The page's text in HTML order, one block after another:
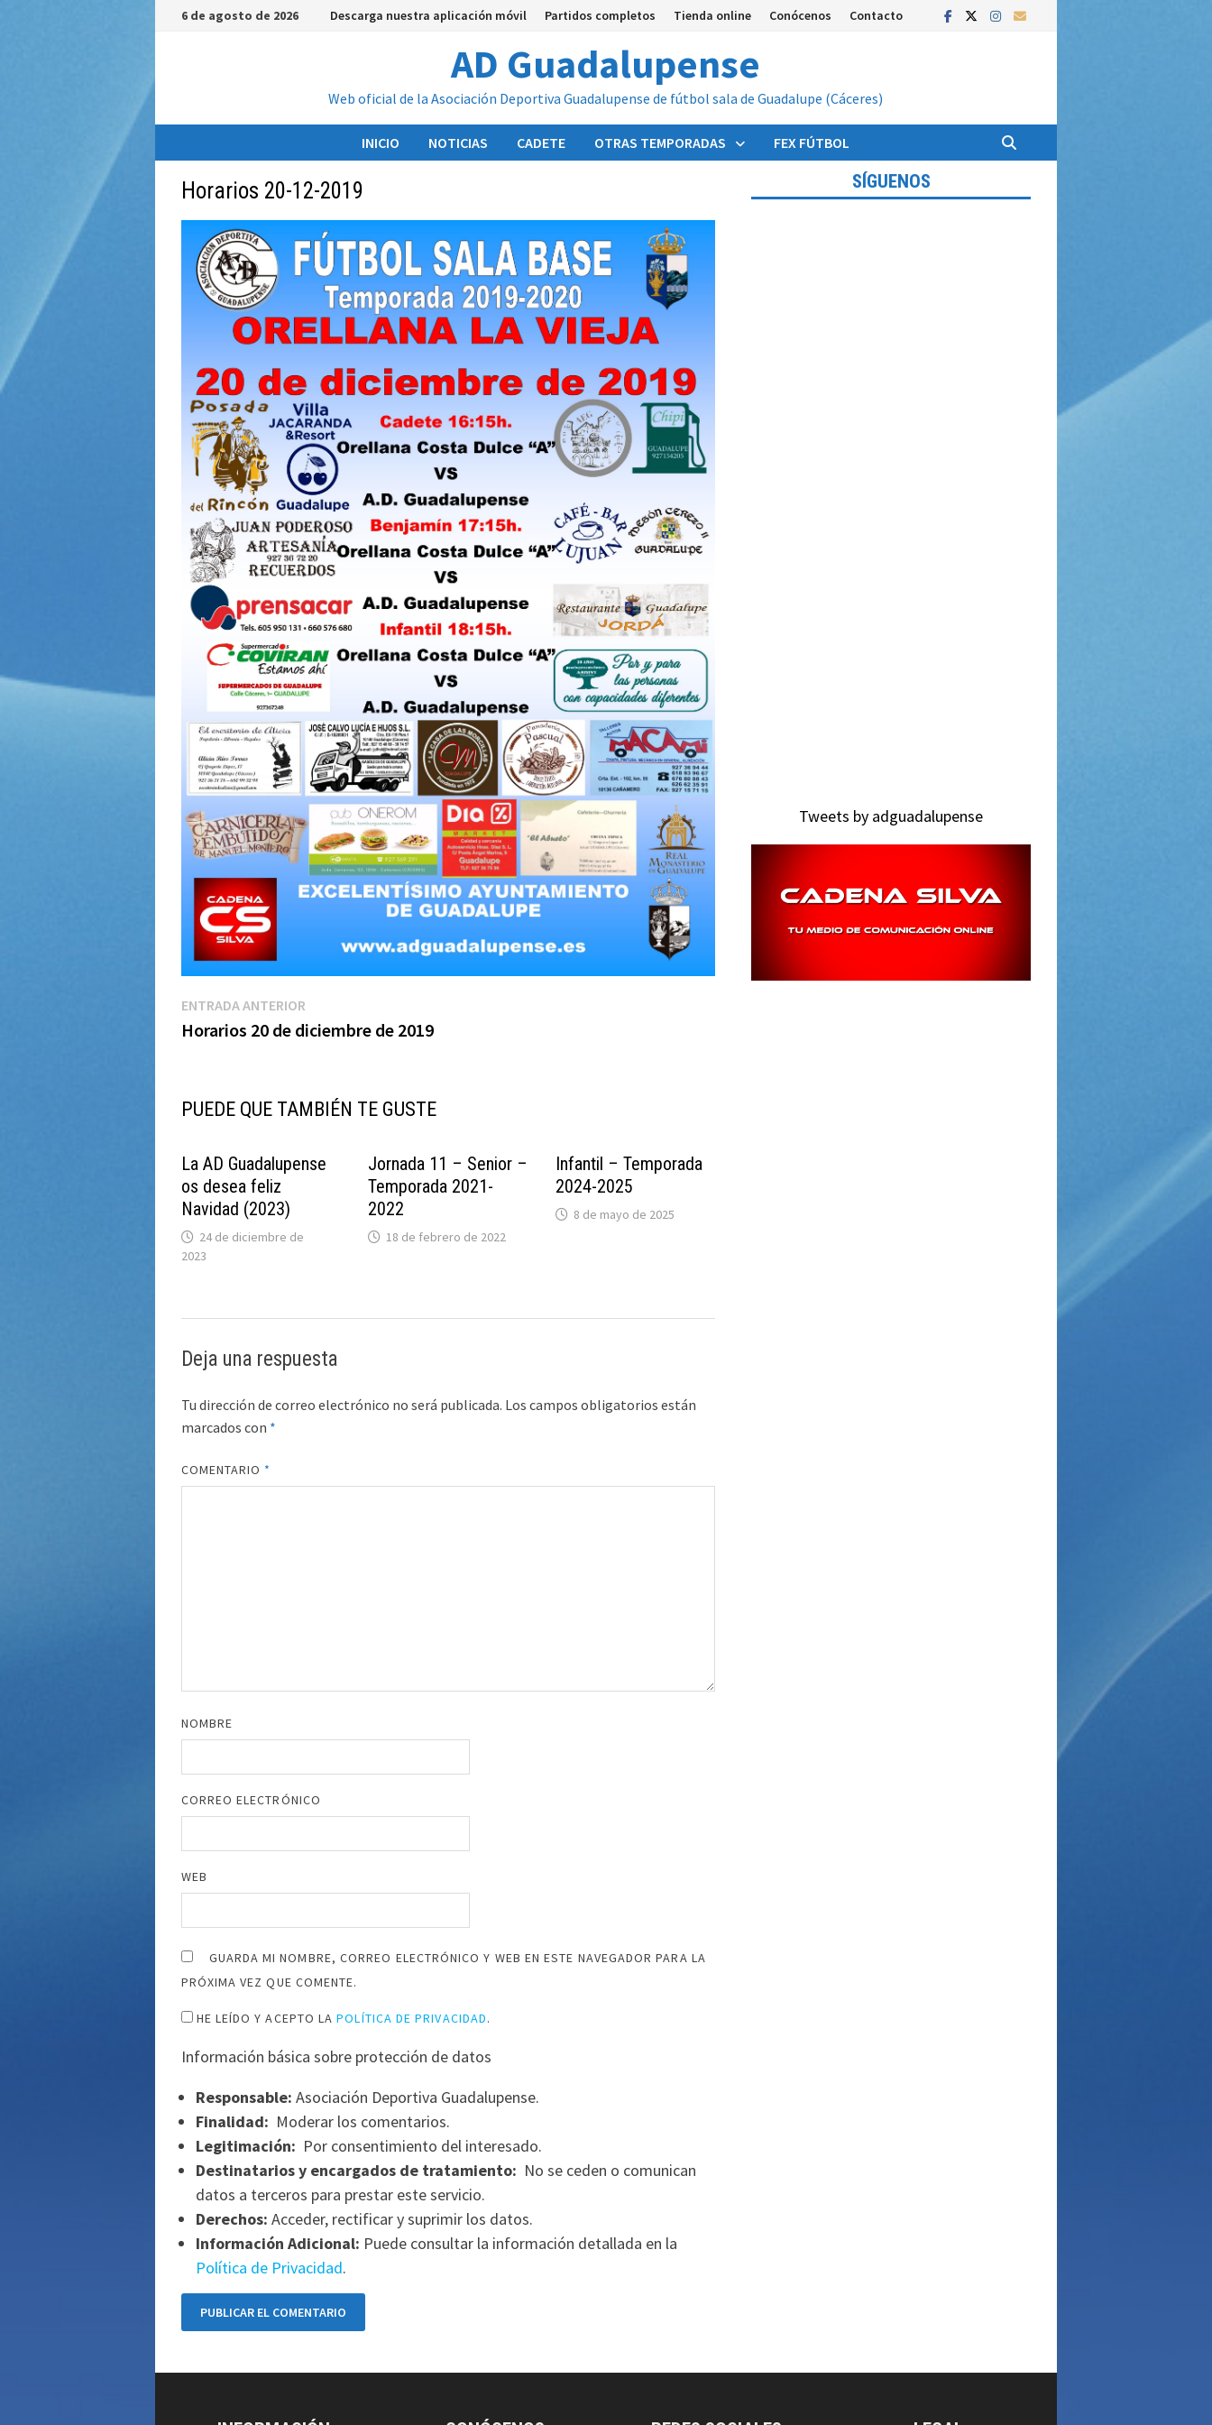
Saltar6 de agosto de 2026 Descarga nuestra aplicación móvil Partidos completos Tienda online Conócenos Contacto
AD Guadalupense
Web oficial de la Asociación Deportiva Guadalupense de fútbol sala de Guadalupe (Cáceres)
INICIO NOTICIAS CADETE OTRAS TEMPORADAS FEX FÚTBOL
Horarios 20-12-2019
Navegación
de
ENTRADA ANTERIOREntrada
anterior:
Horarios 20 de diciembre de 2019
PUEDE QUE TAMBIÉN TE GUSTE
La AD Guadalupense
os desea feliz
Navidad (2023)
24 de diciembre de
2023
Jornada 11 – Senior –
Temporada 2021-
2022
18 de febrero de 2022
Infantil – Temporada
2024-2025
8 de mayo de 2025
Deja una respuesta
Tu dirección de correo electrónico no será publicada. Los campos obligatorios están
marcados con *
COMENTARIO *
NOMBRE
CORREO ELECTRÓNICO
WEB
GUARDA MI NOMBRE, CORREO ELECTRÓNICO Y WEB EN ESTE NAVEGADOR PARA LA
PRÓXIMA VEZ QUE COMENTE.
HE LEÍDO Y ACEPTO LAPOLÍTICA DE PRIVACIDAD.
Información básica sobre protección de datos
Responsable: Asociación Deportiva Guadalupense.
Finalidad: Moderar los comentarios.
Legitimación: Por consentimiento del interesado.
Destinatarios y encargados de tratamiento: No se ceden o comunican
datos a terceros para prestar este servicio.
Derechos: Acceder, rectificar y suprimir los datos.
Información Adicional: Puede consultar la información detallada en la
Política de Privacidad.
SÍGUENOS
Tweets by adguadalupense